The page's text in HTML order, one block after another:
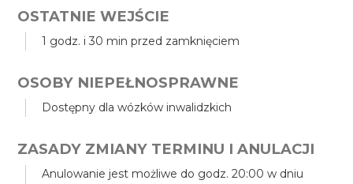
OSTATNIE WEJŚCIE
1 godz. i 30 min przed zamknięciem
OSOBY NIEPEŁNOSPRAWNE
Dostępny dla wózków inwalidzkich
ZASADY ZMIANY TERMINU I ANULACJI
Anulowanie jest możliwe do godz. 20:00 w dniu